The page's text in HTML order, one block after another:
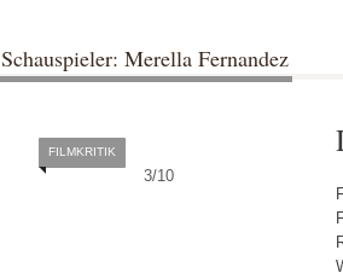
Schauspieler: Merella Fernandez
3/10
FILMKRITIK